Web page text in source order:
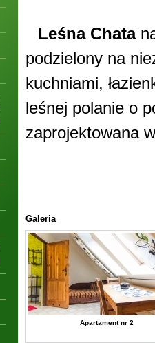
Leśna Chata
podzielony na
kuchniami,
leśnej polanie o
zaprojektowana
Galeria
Apartament nr 2